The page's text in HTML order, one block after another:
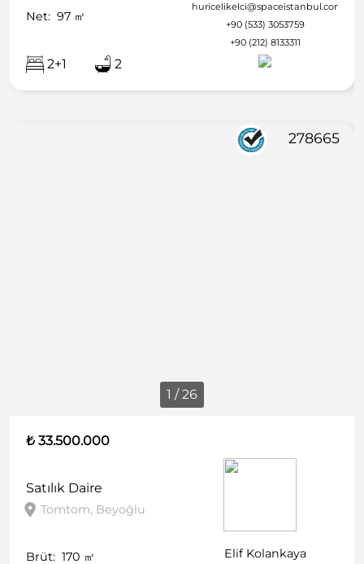
Net: 97 ㎡
2+1 2
huricelikelci@spaceistanbul.com
+90 (533) 3053759
+90 (212) 8133311
1 / 26
278665
₺ 33.500.000
Satılık Daire
Tomtom, Beyoğlu
Brüt: 170 ㎡ Elif Kolankaya